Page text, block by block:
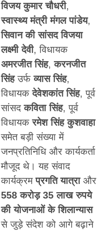
विजय कुमार चौधरी,
स्वास्थ्य मंत्री मंगल पांडेय,
सिवान की सांसद विजया
लक्ष्मी देवी, विधायक
अमरजीत सिंह,करनजीत
सिंहउर्फव्यास सिंह,
विधायकदेवेशकांत सिंह, पूर्व
सांसदकविता सिंह, पूर्व
विधायकरमेश सिंह कुशवाहा
समेत बड़ी संख्या में
जनप्रतिनिधि और कार्यकर्ता
मौजूद थे। यह संवाद
कार्यक्रमप्रगति यात्राऔर
558 करोड़ 35 लाख रुपये
की योजनाओं के शिलान्यास
से जुड़े संदेश को आगे बढ़ाने